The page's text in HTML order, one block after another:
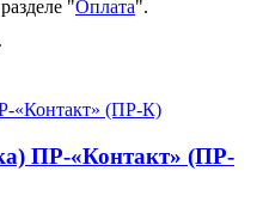
"Оплата".
ПР-«Контакт» (ПР-